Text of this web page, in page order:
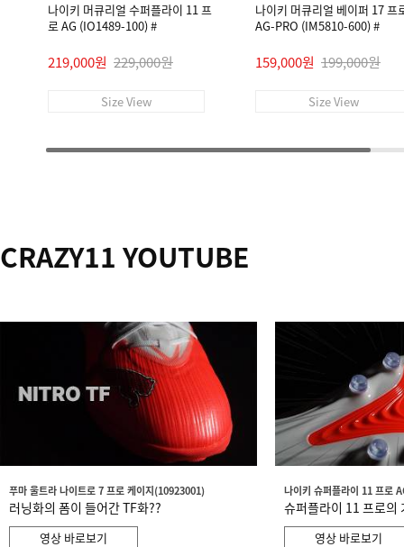
나이키 머큐리얼 수퍼플라이 11 프
로 AG (IO1489-100) #
219,000원 229,000원
Size View
나이키 머큐리얼 베이퍼 17 프
AG-PRO (IM5810-600) #
159,000원 199,000원
Size View
CRAZY11 YOUTUBE
푸마 울트라 나이트로 7 프로 케이지(10923001)
러닝화의 폼이 들어간 TF화??
영상 바로보기
나이키 슈퍼플라이 11 프로
슈퍼플라이 11 프로의
영상 바로보기